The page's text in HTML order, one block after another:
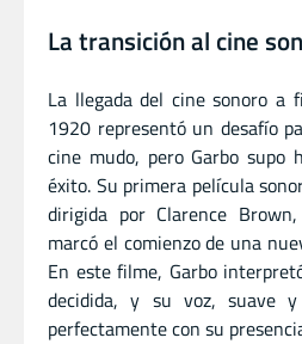
La transición al cine
La llegada del cine sonoro a
1920 representó un desafío
cine mudo, pero Garbo supo
éxito. Su primera película
dirigida por Clarence
marcó el comienzo de una
En este filme, Garbo
decidida, y su voz, suave y
perfectamente con su